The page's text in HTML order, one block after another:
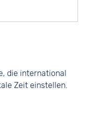
die international
Zeit einstellen.